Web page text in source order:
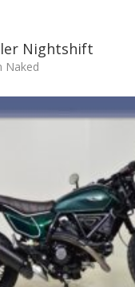
Nightshift
Naked